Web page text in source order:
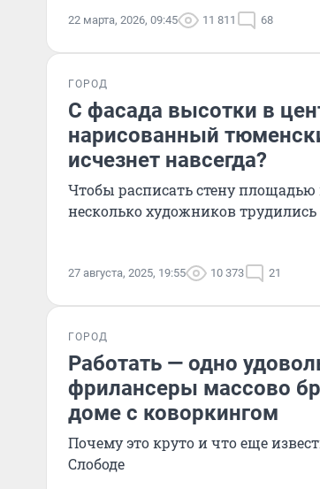
22 марта, 2026, 09:45 11 811 68
ГОРОД
С фасада высотки в
нарисованный
исчезнет навсегда?
Чтобы расписать стену
несколько художников
27 августа, 2025, 19:55 10 373 21
ГОРОД
Работать — одно
фрилансеры массово
доме с коворкингом
Почему это круто и что еще
Слободе